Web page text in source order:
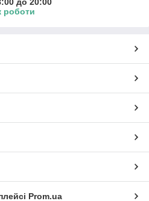
роботи
Prom.ua